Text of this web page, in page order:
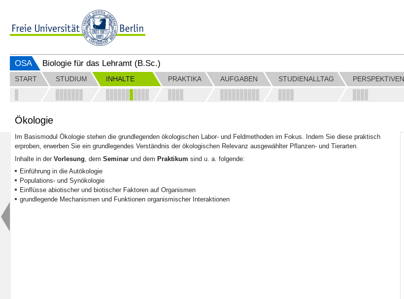
OSA Biologie für das Lehramt (B.Sc.)
START STUDIUM INHALTE PRAKTIKA AUFGABEN STUDIENALLTAG PERSPEKTIVEN
Ökologie
Im Basismodul Ökologie stehen die grundlegenden ökologischen Labor- und Feldmethoden im Fokus. Indem Sie diese praktisch
erproben, erwerben Sie ein grundlegendes Verständnis der ökologischen Relevanz ausgewählter Pflanzen- und Tierarten.
Inhalte in der Vorlesung , dem Seminar und dem Praktikum sind u. a. folgende:
Einführung in die Autökologie
Populations- und Synökologie
Einflüsse abiotischer und biotischer Faktoren auf Organismen
grundlegende Mechanismen und Funktionen organismischer Interaktionen